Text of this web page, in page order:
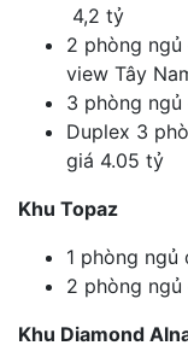
4,2 tỷ
2 phòng
view Tây
3 phòng
Duplex 3
giá 4.05 tỷ
Khu Topaz
1 phòng ngủ
2 phòng
Khu Diamond